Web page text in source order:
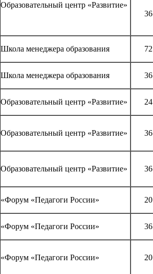
Образовательный центр «Развитие»
Школа менеджера образования
Школа менеджера образования
Образовательный центр «Развитие»
Образовательный центр «Развитие»
Образовательный центр «Развитие»
«Форум «Педагоги России»
«Форум «Педагоги России»
«Форум «Педагоги России»